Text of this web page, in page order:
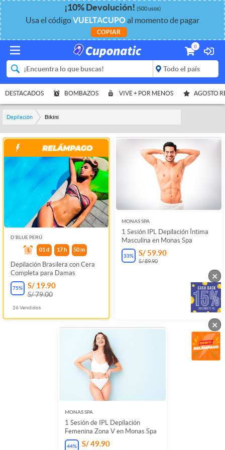
¡10%Devolución! (500 usos)
Usa el códigoVUELTACUPOal momento de pagar
COPIAR
0
DESTACADOS BOMBAZOS VIVE + POR MENOS AGOSTO
Depilación Bikini
D´BLUE PERÚ
01 d 17 h 50m
Depilación Brasilera con Cera
Completa para Damas
75% S/ 19.90
S/ 79.00
26Vendidos
MONAS SPA
1 Sesión IPL Depilación Íntima
Masculina en Monas Spa
33% S/ 59.90
S/ 89.90
MONAS SPA
1 Sesión de IPL Depilación
Femenina Zona V en Monas Spa
44% S/ 49.90
×
×